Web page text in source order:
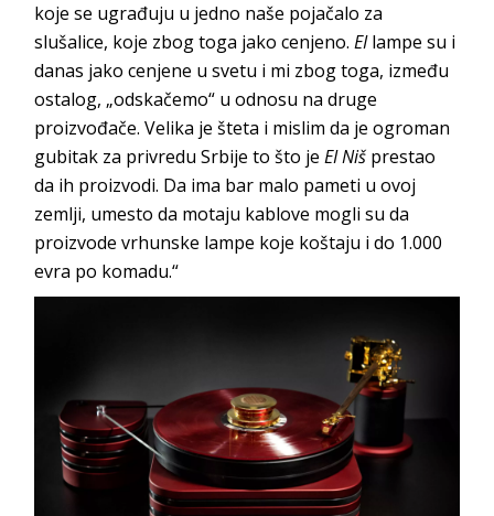
koje se ugrađuju u jedno naše pojačalo za
slušalice, koje zbog toga jako cenjeno.EIlampe su i
danas jako cenjene u svetu i mi zbog toga, između
ostalog, „odskačemo“ u odnosu na druge
proizvođače. Velika je šteta i mislim da je ogroman
gubitak za privredu Srbije to što jeEI Niš prestao
da ih proizvodi. Da ima bar malo pameti u ovoj
zemlji, umesto da motaju kablove mogli su da
proizvode vrhunske lampe koje koštaju i do 1.000
evra po komadu.“